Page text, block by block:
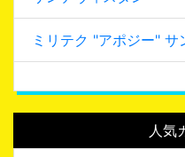
ミリテク "アポジー" サ
人気